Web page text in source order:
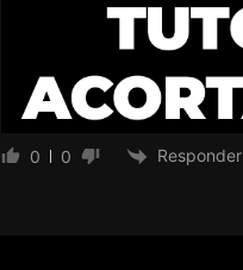
0 0 Responder